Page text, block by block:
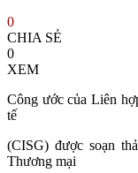
0
CHIA SẺ
0
XEM
Công ước của Liên
tế
(CISG) được soạn
Thương mại